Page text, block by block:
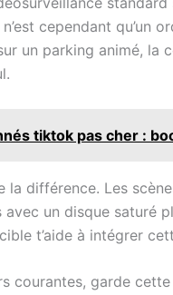
cependant qu’un
un parking animé, la
tiktok pas cher :
différence. Les
un disque saturé
t’aide à intégrer
courantes, garde